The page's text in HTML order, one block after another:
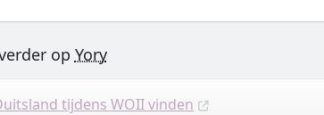
op Yory
tijdens WOII vinden